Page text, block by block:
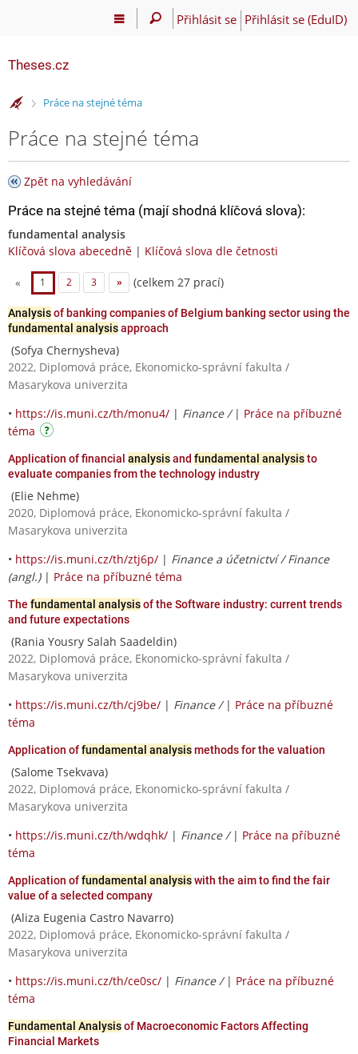
Přihlásit se Přihlásit se (EduID)
Theses.cz
>Práce na stejné téma
Práce na stejné téma
Zpět na vyhledávání
Práce na stejné téma (mají shodná klíčová slova):
fundamental analysis
Klíčová slova abecedně | Klíčová slova dle četnosti
« 1 2 3 » (celkem 27 prací)
Analysisof banking companies of Belgium banking sector using the
fundamental analysisapproach
(Sofya Chernysheva)
2022, Diplomová práce, Ekonomicko-správní fakulta /
Masarykova univerzita
• https://is.muni.cz/th/monu4/ | Finance / | Práce na příbuzné
téma
Application of financial analysisand fundamental analysisto
evaluate companies from the technology industry
(Elie Nehme)
2020, Diplomová práce, Ekonomicko-správní fakulta /
Masarykova univerzita
• https://is.muni.cz/th/ztj6p/ | Finance a účetnictví / Finance
(angl.)| Práce na příbuzné téma
The fundamental analysisof the Software industry: current trends
and future expectations
(Rania Yousry Salah Saadeldin)
2022, Diplomová práce, Ekonomicko-správní fakulta /
Masarykova univerzita
• https://is.muni.cz/th/cj9be/ | Finance / | Práce na příbuzné
téma
Application offundamental analysismethods for the valuation
(Salome Tsekvava)
2022, Diplomová práce, Ekonomicko-správní fakulta /
Masarykova univerzita
• https://is.muni.cz/th/wdqhk/ | Finance / | Práce na příbuzné
téma
Application offundamental analysiswith the aim to find the fair
value of a selected company
(Aliza Eugenia Castro Navarro)
2022, Diplomová práce, Ekonomicko-správní fakulta /
Masarykova univerzita
• https://is.muni.cz/th/ce0sc/ | Finance / | Práce na příbuzné
téma
Fundamental Analysisof Macroeconomic Factors Affecting
Financial Markets